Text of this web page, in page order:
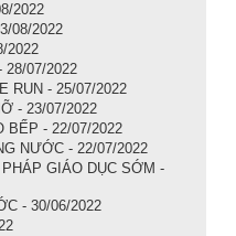
2022
08/2022
2022
28/07/2022
RUN - 25/07/2022
- 23/07/2022
BẾP - 22/07/2022
NƯỚC - 22/07/2022
GIÁO DỤC SỚM -
- 30/06/2022